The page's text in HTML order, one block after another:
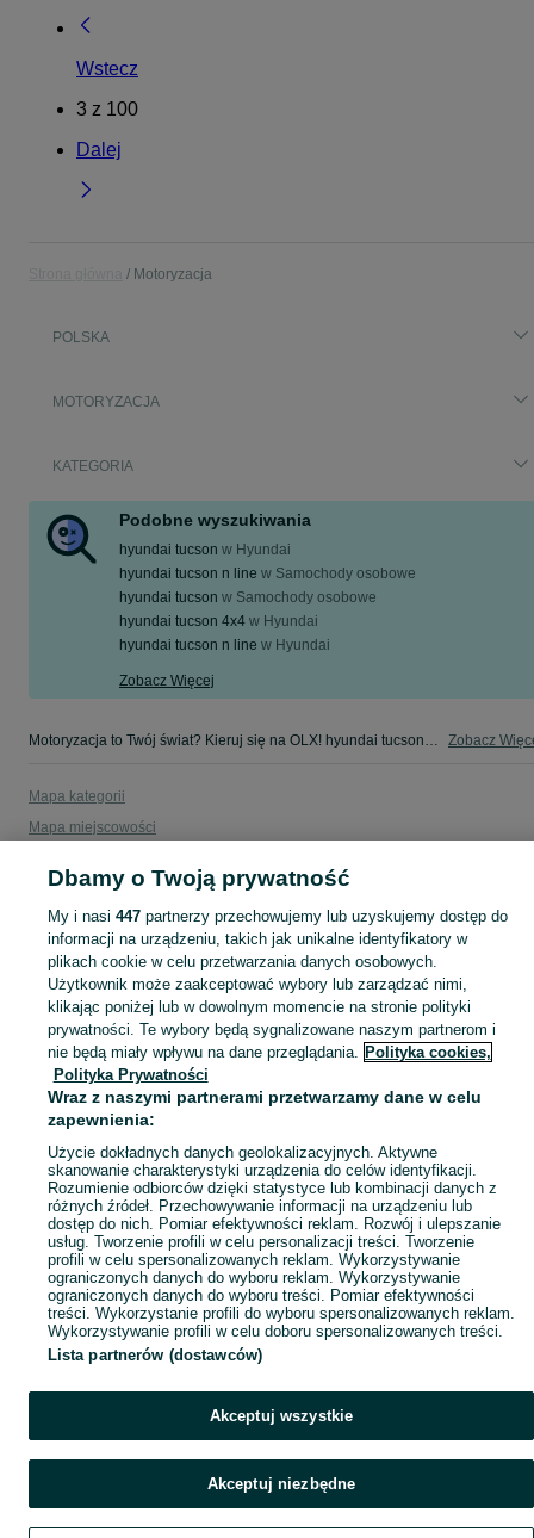
Wstecz
3 z 100
Dalej
Motoryzacja
POLSKA
MOTORYZACJA
KATEGORIA
Podobne wyszukiwania
hyundai tucson w Hyundai
hyundai tucson n line w Samochody osobowe
hyundai tucson w Samochody osobowe
hyundai tucson 4x4 w Hyundai
hyundai tucson n line w Hyundai
Zobacz Więcej
Motoryzacja to Twój świat? Kieruj się na OLX! hyundai tucson w Twojej okolicy - tylko w kategorii Motoryzacja na OLX! Zobacz
Mapa kategorii
Mapa miejscowości
Popularne wyszukiwania
Dbamy o Twoją prywatność
My i nasi 447partnerzy przechowujemy lub uzyskujemy dostęp do
informacji na urządzeniu, takich jak unikalne identyfikatory w
plikach cookie w celu przetwarzania danych osobowych.
Użytkownik może zaakceptować wybory lub zarządzać nimi,
klikając poniżej lub w dowolnym momencie na stronie polityki
prywatności. Te wybory będą sygnalizowane naszym partnerom i
nie będą miały wpływu na dane przeglądania. Polityka cookies,
Polityka Prywatności
Wraz z naszymi partnerami przetwarzamy dane w celu
zapewnienia:
Użycie dokładnych danych geolokalizacyjnych. Aktywne
skanowanie charakterystyki urządzenia do celów identyfikacji.
Rozumienie odbiorców dzięki statystyce lub kombinacji danych z
różnych źródeł. Przechowywanie informacji na urządzeniu lub
dostęp do nich. Pomiar efektywności reklam. Rozwój i ulepszanie
usług. Tworzenie profili w celu personalizacji treści. Tworzenie
profili w celu spersonalizowanych reklam. Wykorzystywanie
ograniczonych danych do wyboru reklam. Wykorzystywanie
ograniczonych danych do wyboru treści. Pomiar efektywności
treści. Wykorzystanie profili do wyboru spersonalizowanych reklam.
Wykorzystywanie profili w celu doboru spersonalizowanych treści.
Lista partnerów (dostawców)
Akceptuj wszystkie
Akceptuj niezbędne